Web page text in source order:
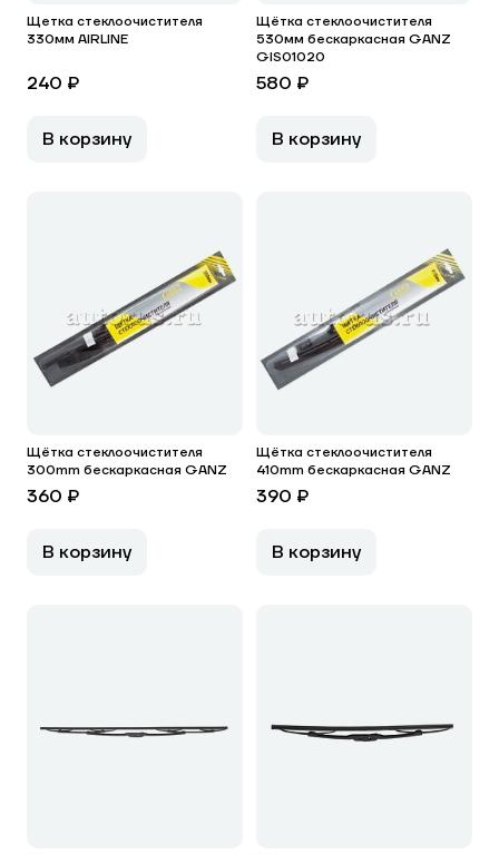
Щетка стеклоочистителя
330мм AIRLINE
240 ₽
В корзину
Щётка стеклоочистителя
530мм бескаркасная GANZ
GIS01020
580 ₽
В корзину
Щётка стеклоочистителя
300mm бескаркасная GANZ
360 ₽
В корзину
Щётка стеклоочистителя
410mm бескаркасная GANZ
390 ₽
В корзину